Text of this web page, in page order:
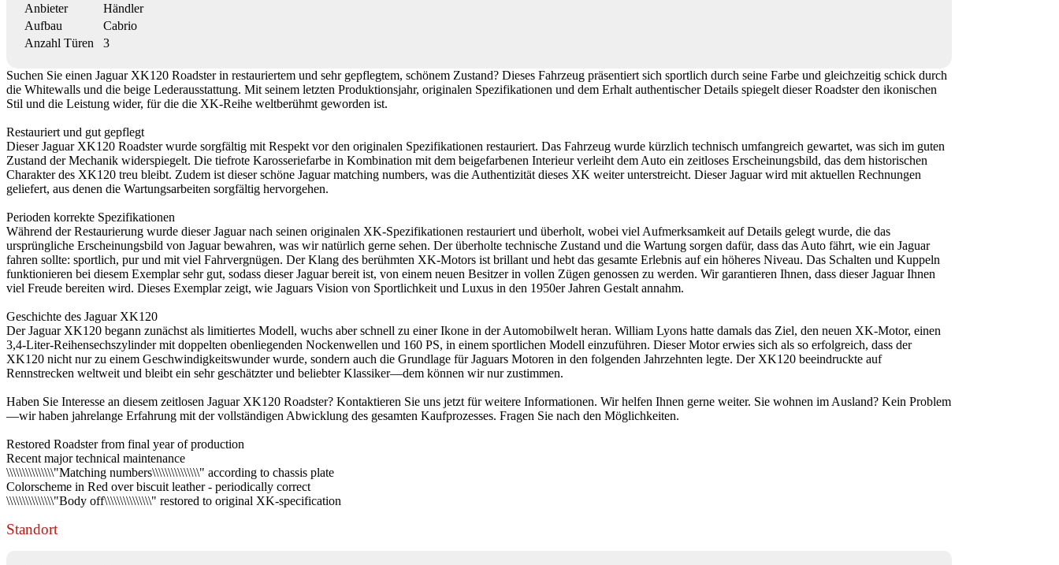
Anbieter
Händler
Aufbau
Cabrio
Anzahl Türen
3
Suchen Sie einen Jaguar XK120 Roadster in restauriertem und sehr gepflegtem, schönem Zustand? Dieses Fahrzeug präsentiert sich sportlich durch seine Farbe und gleichzeitig schick durch
die Whitewalls und die beige Lederausstattung. Mit seinem letzten Produktionsjahr, originalen Spezifikationen und dem Erhalt authentischer Details spiegelt dieser Roadster den ikonischen
Stil und die Leistung wider, für die die XK-Reihe weltberühmt geworden ist.
Restauriert und gut gepflegt
Dieser Jaguar XK120 Roadster wurde sorgfältig mit Respekt vor den originalen Spezifikationen restauriert. Das Fahrzeug wurde kürzlich technisch umfangreich gewartet, was sich im guten
Zustand der Mechanik widerspiegelt. Die tiefrote Karosseriefarbe in Kombination mit dem beigefarbenen Interieur verleiht dem Auto ein zeitloses Erscheinungsbild, das dem historischen
Charakter des XK120 treu bleibt. Zudem ist dieser schöne Jaguar matching numbers, was die Authentizität dieses XK weiter unterstreicht. Dieser Jaguar wird mit aktuellen Rechnungen
geliefert, aus denen die Wartungsarbeiten sorgfältig hervorgehen.
Perioden korrekte Spezifikationen
Während der Restaurierung wurde dieser Jaguar nach seinen originalen XK-Spezifikationen restauriert und überholt, wobei viel Aufmerksamkeit auf Details gelegt wurde, die das
ursprüngliche Erscheinungsbild von Jaguar bewahren, was wir natürlich gerne sehen. Der überholte technische Zustand und die Wartung sorgen dafür, dass das Auto fährt, wie ein Jaguar
fahren sollte: sportlich, pur und mit viel Fahrvergnügen. Der Klang des berühmten XK-Motors ist brillant und hebt das gesamte Erlebnis auf ein höheres Niveau. Das Schalten und Kuppeln
funktionieren bei diesem Exemplar sehr gut, sodass dieser Jaguar bereit ist, von einem neuen Besitzer in vollen Zügen genossen zu werden. Wir garantieren Ihnen, dass dieser Jaguar Ihnen
viel Freude bereiten wird. Dieses Exemplar zeigt, wie Jaguars Vision von Sportlichkeit und Luxus in den 1950er Jahren Gestalt annahm.
Geschichte des Jaguar XK120
Der Jaguar XK120 begann zunächst als limitiertes Modell, wuchs aber schnell zu einer Ikone in der Automobilwelt heran. William Lyons hatte damals das Ziel, den neuen XK-Motor, einen
3,4-Liter-Reihensechszylinder mit doppelten obenliegenden Nockenwellen und 160 PS, in einem sportlichen Modell einzuführen. Dieser Motor erwies sich als so erfolgreich, dass der
XK120 nicht nur zu einem Geschwindigkeitswunder wurde, sondern auch die Grundlage für Jaguars Motoren in den folgenden Jahrzehnten legte. Der XK120 beeindruckte auf
Rennstrecken weltweit und bleibt ein sehr geschätzter und beliebter Klassiker—dem können wir nur zustimmen.
Haben Sie Interesse an diesem zeitlosen Jaguar XK120 Roadster? Kontaktieren Sie uns jetzt für weitere Informationen. Wir helfen Ihnen gerne weiter. Sie wohnen im Ausland? Kein Problem
—wir haben jahrelange Erfahrung mit der vollständigen Abwicklung des gesamten Kaufprozesses. Fragen Sie nach den Möglichkeiten.
Restored Roadster from final year of production
Recent major technical maintenance
\\\\\\\\\\\\\\\"Matching numbers\\\\\\\\\\\\\\\" according to chassis plate
Colorscheme in Red over biscuit leather - periodically correct
\\\\\\\\\\\\\\\"Body off\\\\\\\\\\\\\\\" restored to original XK-specification
Standort